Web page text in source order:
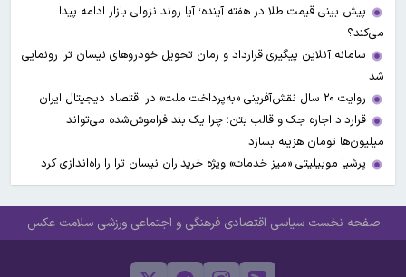
پیش بینی قیمت طلا در هفته آینده؛ آیا روند نزولی بازار ادامه پیدا
می‌کند؟
سامانه آنلاین پیگیری قرارداد‌ و زمان تحویل خودرو‌های نیسان ترا رونمایی
شد
روایت ۲۰ سال نقش‌آفرینی «به‌پرداخت ملت» در اقتصاد دیجیتال ایران
قرارداد اجاره جک و قالب بتن؛ چرا یک بند فراموش‌شده می‌تواند
میلیون‌ها تومان هزینه بسازد
پرشیا موبیلیتی «میز خدمات» ویژه خریداران نیسان ترا را راه‌اندازی کرد
صفحه نخست سیاسی اقتصادی فرهنگی و اجتماعی ورزشی سلامت عکس